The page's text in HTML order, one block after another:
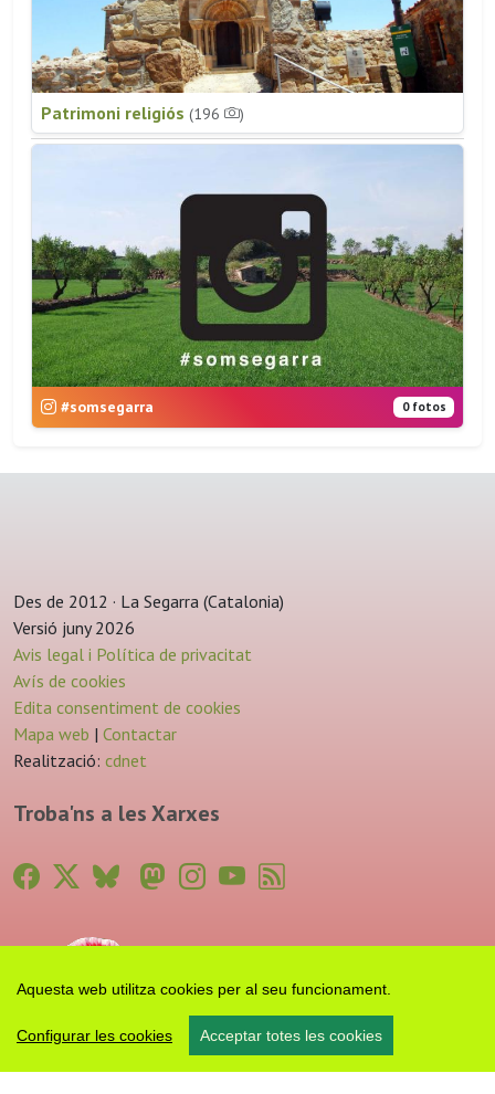
Aquesta web utilitza cookies per al seu funcionament.
Configurar les cookies Acceptar totes les cookies
Patrimoni religiós (196 )
#somsegarra 0 fotos
Des de 2012 · La Segarra (Catalonia)
Versió juny 2026
Avis legal i Política de privacitat
Avís de cookies
Edita consentiment de cookies
Mapa web | Contactar
Realització: cdnet
Troba'ns a les Xarxes